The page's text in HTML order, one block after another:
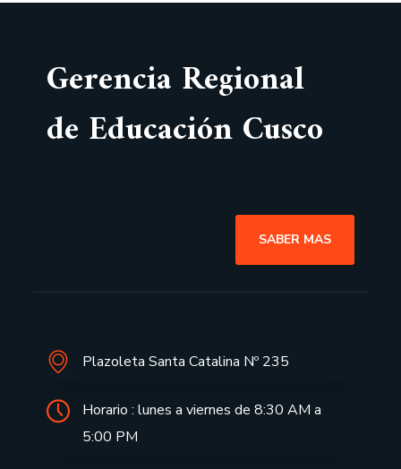
Gerencia Regional
de Educación Cusco
SABER MAS
Plazoleta Santa Catalina Nº 235
Horario : lunes a viernes de 8:30 AM a
5:00 PM